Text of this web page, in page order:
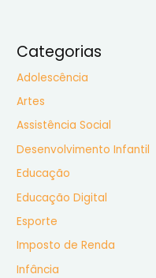
u
r
p
o
r
:
Categorias
Adolescência
Artes
Assistência Social
Desenvolvimento Infantil
Educação
Educação Digital
Esporte
Imposto de Renda
Infância